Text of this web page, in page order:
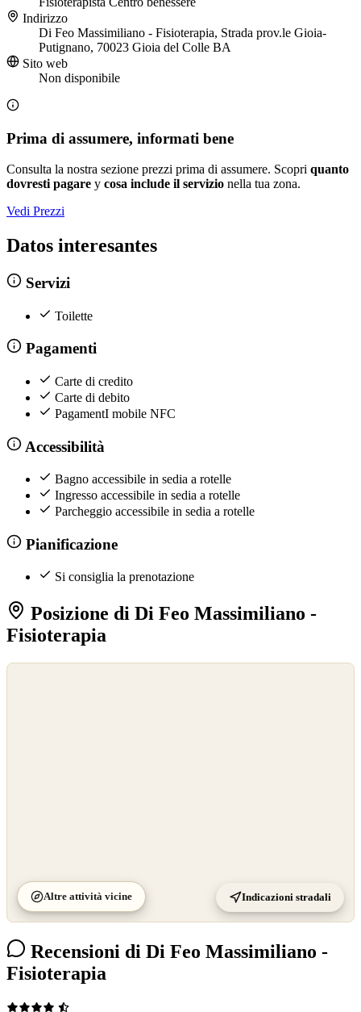
Indirizzo
Di Feo Massimiliano - Fisioterapia, Strada prov.le Gioia-
Putignano, 70023 Gioia del Colle BA
Sito web
Non disponibile
Prima di assumere, informati bene
Consulta la nostra sezione prezzi prima di assumere. Scopri quanto
dovresti pagare y cosa include il servizio nella tua zona.
Vedi Prezzi
Datos interesantes
Servizi
Toilette
Pagamenti
Carte di credito
Carte di debito
PagamentI mobile NFC
Accessibilità
Bagno accessibile in sedia a rotelle
Ingresso accessibile in sedia a rotelle
Parcheggio accessibile in sedia a rotelle
Pianificazione
Si consiglia la prenotazione
Posizione di Di Feo Massimiliano -
Fisioterapia
Altre attività vicine Indicazioni stradali
Recensioni di Di Feo Massimiliano -
Fisioterapia